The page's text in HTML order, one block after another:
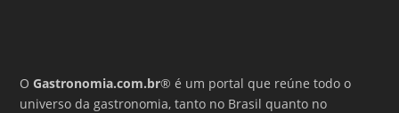
OGastronomia.com.br® é um portal que reúne todo o
universo da gastronomia, tanto no Brasil quanto no